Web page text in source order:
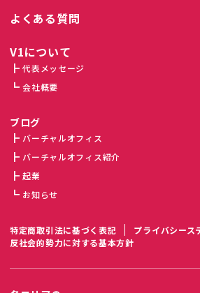
よくある質問
V1について
代表メッセージ
会社概要
ブログ
バーチャルオフィス
バーチャルオフィス紹介
起業
お知らせ
特定商取引法に基づく表記
プライバシース
反社会的勢力に対する基本方針